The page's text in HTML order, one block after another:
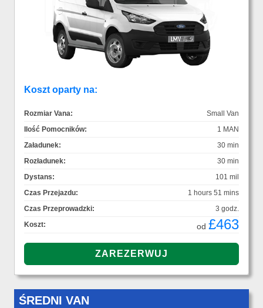
Koszt oparty na:
Rozmiar Vana:
Small Van
Ilość Pomocników:
1 MAN
Załadunek:
30 min
Rozładunek:
30 min
Dystans:
101 mil
Czas Przejazdu:
1 hours 51 mins
Czas Przeprowadzki:
3 godz.
Koszt:
od £463
ŚREDNI VAN